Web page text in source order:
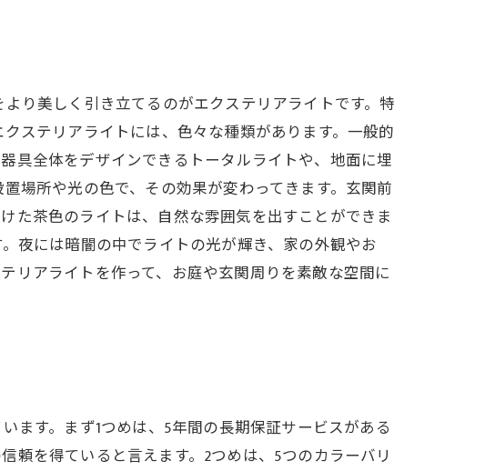
り美しく引き立てるのがエクステリアライトです。特
ステリアライトには、色々な種類があります。一般的
具全体をデザインできるトータルライトや、地面に埋
場所や光の色で、その効果が変わってきます。玄関前
た茶色のライトは、自然な雰囲気を出すことができま
夜には暗闇の中でライトの光が輝き、家の外観やお
リアライトを作って、お庭や玄関周りを素敵な空間に
ます。まず1つめは、5年間の長期保証サービスがある
頼を得ていると言えます。2つめは、5つのカラーバリ